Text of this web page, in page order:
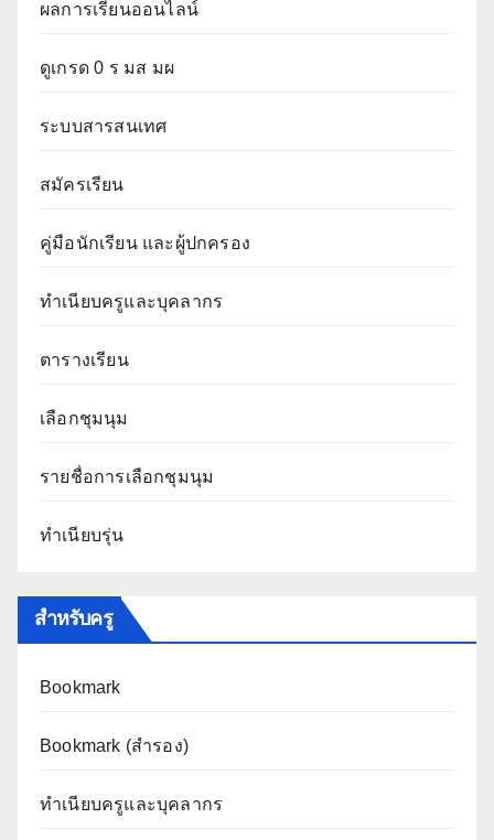
ผลการเรียนออนไลน์
ดูเกรด 0 ร มส มผ
ระบบสารสนเทศ
สมัครเรียน
คู่มือนักเรียน และผู้ปกครอง
ทำเนียบครูและบุคลากร
ตารางเรียน
เลือกชุมนุม
รายชื่อการเลือกชุมนุม
ทำเนียบรุ่น
สำหรับครู
Bookmark
Bookmark (สำรอง)
ทำเนียบครูและบุคลากร